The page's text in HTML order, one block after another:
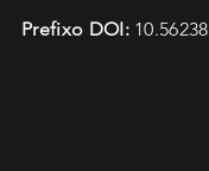
Prefixo DOI:10.56238